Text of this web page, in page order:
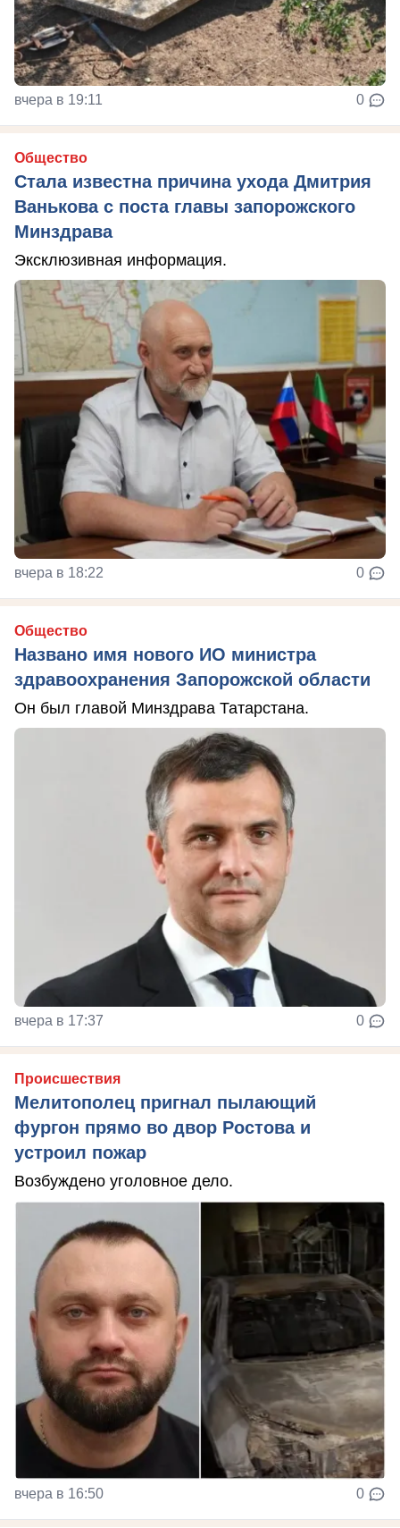
вчера в 19:11 0
Общество
Стала известна причина ухода Дмитрия
Ванькова с поста главы запорожского
Минздрава
Эксклюзивная информация.
вчера в 18:22 0
Общество
Названо имя нового ИО министра
здравоохранения Запорожской области
Он был главой Минздрава Татарстана.
вчера в 17:37 0
Происшествия
Мелитополец пригнал пылающий
фургон прямо во двор Ростова и
устроил пожар
Возбуждено уголовное дело.
вчера в 16:50 0